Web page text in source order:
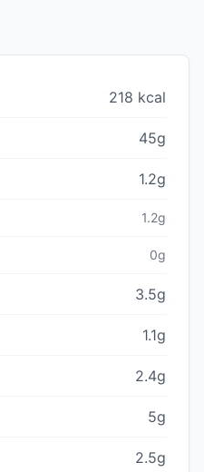
218 kcal
45g
1.2g
1.2g
0g
3.5g
1.1g
2.4g
5g
2.5g